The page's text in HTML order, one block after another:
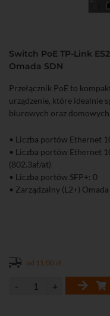
Switch PoE TP-Link
Omada SDN
Przełącznik PoE to
urządzenie, które idealnie
biurowych oraz domowych.
• Liczba portów Ethernet
• Liczba portów Ethernet
(802.3af/at)
• Liczba portów SFP+: 0
• Zarządzalny (L2+) Omada
od 11,00 zł